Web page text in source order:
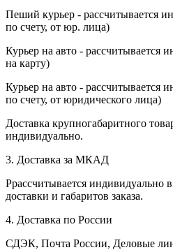
Пеший курьер - рассчитывается
по счету, от юр. лица)
Курьер на авто - рассчитывается
на карту)
Курьер на авто - рассчитывается
по счету, от юридического лица)
Доставка крупногабаритного
индивидуально.
3. Доставка за МКАД
Ррассчитывается индивидуально
доставки и габаритов заказа.
4. Доставка по России
СДЭК, Почта России, Деловые